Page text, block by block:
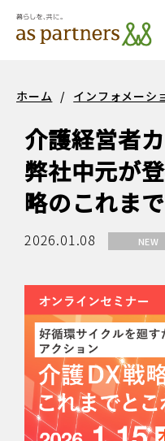
ホーム / インフォメーシ
介護経営者
弊社中元が
略のこれま
2026.01.08 NEW
サステナビ
リティ